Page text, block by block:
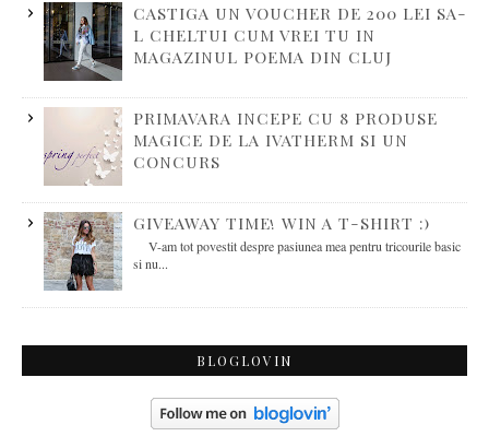
CASTIGA UN VOUCHER DE 200 LEI SA-
L CHELTUI CUM VREI TU IN
MAGAZINUL POEMA DIN CLUJ
PRIMAVARA INCEPE CU 8 PRODUSE
MAGICE DE LA IVATHERM SI UN
CONCURS
GIVEAWAY TIME! WIN A T-SHIRT :)
V-am tot povestit despre pasiunea mea pentru tricourile basic
si nu...
BLOGLOVIN